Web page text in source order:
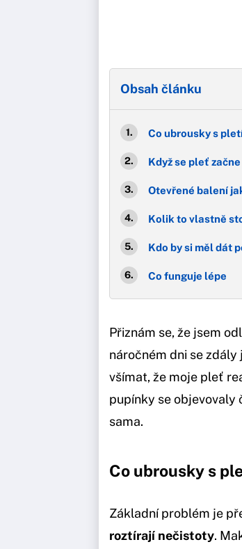
Obsah článku
Co ubrousky s
Když se pleť
Otevřené balení
Kolik to vlastně
Kdo by si měl dát
Co funguje lépe
Přiznám se, že jsem
náročném dni se zdály
všímat, že moje pleť
pupínky se objevovaly
sama.
Co ubrousky s
Základní problém je
roztírají nečistoty.